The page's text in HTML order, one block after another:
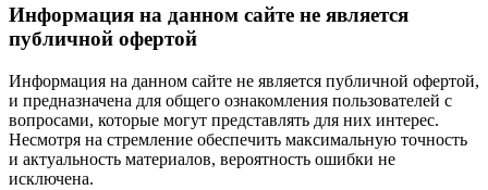
Информация на данном сайте не является
публичной офертой
Информация на данном сайте не является публичной офертой,
и предназначена для общего ознакомления пользователей с
вопросами, которые могут представлять для них интерес.
Несмотря на стремление обеспечить максимальную точность
и актуальность материалов, вероятность ошибки не
исключена.